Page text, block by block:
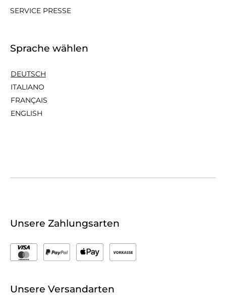
SERVICE PRESSE
Sprache wählen
DEUTSCH
ITALIANO
FRANÇAIS
ENGLISH
Unsere Zahlungsarten
Unsere Versandarten